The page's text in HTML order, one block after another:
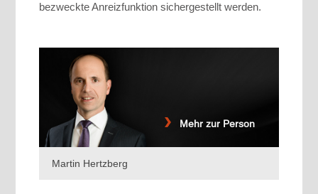
bezweckte Anreizfunktion sichergestellt werden.
Mehr zur Person
Martin Hertzberg